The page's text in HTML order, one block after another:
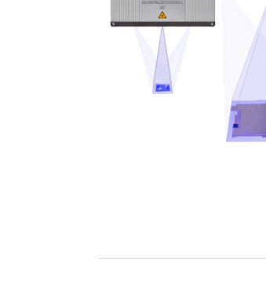
Bitte halten Sie
* Pflichtangaben
Wir behandeln Ihre